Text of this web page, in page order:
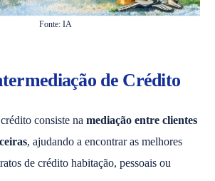
Fonte: IA
de Crédito
consiste namediação entre clientes
, ajudando a encontrar as melhores
de crédito habitação, pessoais ou